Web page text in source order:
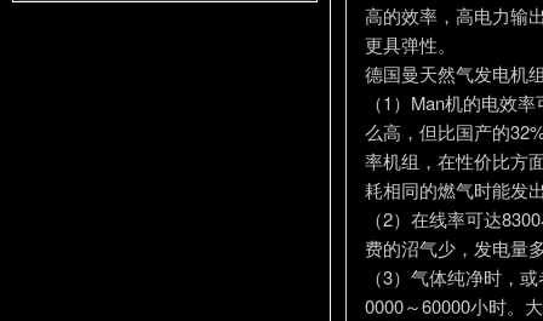
高的效率，高电力输
更具弹性。
德国曼天然气发电机
（1）Man机的电效
么高，但比国产的
率机组，在性价比方
耗相同的燃气时能发
（2）在线率可达
费的沼气少，发电量
（3）气体纯净时，
0000～60000小时。